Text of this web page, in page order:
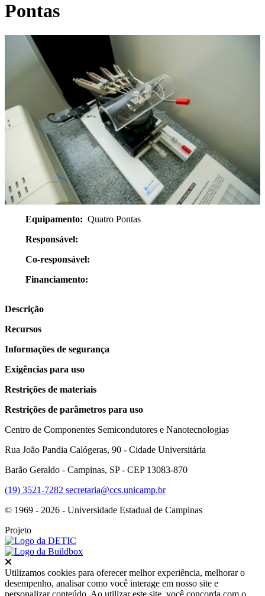
Pontas
Equipamento: Quatro Pontas
Responsável:
Co-responsável:
Financiamento:
Descrição
Recursos
Informações de segurança
Exigências para uso
Restrições de materiais
Restrições de parâmetros para uso
Centro de Componentes Semicondutores e Nanotecnologias
Rua João Pandia Calógeras, 90 - Cidade Universitária
Barão Geraldo - Campinas, SP - CEP 13083-870
(19) 3521-7282 secretaria@ccs.unicamp.br
© 1969 - 2026 - Universidade Estadual de Campinas
Projeto
Utilizamos cookies para oferecer melhor experiência, melhorar o
desempenho, analisar como você interage em nosso site e
personalizar conteúdo. Ao utilizar este site, você concorda com o